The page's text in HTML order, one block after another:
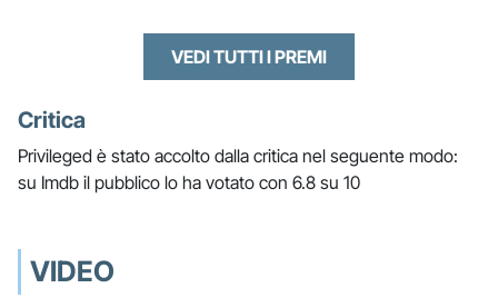
VEDI TUTTI I PREMI
Critica
Privileged è stato accolto dalla critica nel seguente modo:
su Imdb il pubblico lo ha votato con 6.8 su 10
VIDEO